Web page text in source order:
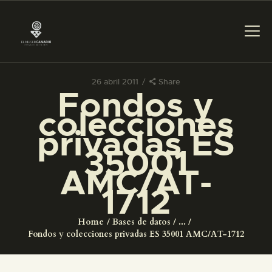
26 abril 2011 Share
Fondos y
colecciones
privadas ES
35001
AMC/AT-
1712
Home Bases de datos
...
Fondos y colecciones privadas ES 35001 AMC/AT-1712
PREPARAR LA VISITA
ACTIVIDADES
EL MUSEO